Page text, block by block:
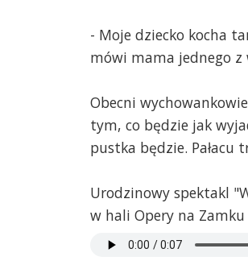
- Moje dziecko kocha
mówi mama jednego z
Obecni
tym, co będzie jak
pustka będzie. Pałacu
Urodzinowy spektakl
w hali Opery na